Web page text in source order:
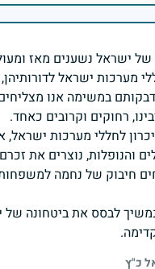
ישראל נשענים מאז
מערכות ישראל
במשימה אנו
לחללי מערכות ישראל,
והנופלות, נוצרים את
חיבוק של נחמה
לבסס את ביטחונה של
כ"ץ